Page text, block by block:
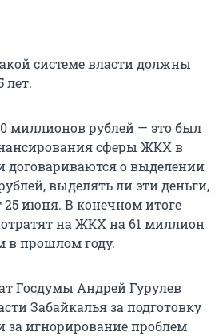
системе власти должны
лет.
миллионов рублей — это был
сферы ЖКХ в
договариваются о выделении
выделять ли эти деньги,
июня. В конечном итоге
на ЖКХ на 61 миллион
в прошлом году.
Госдумы Андрей Гурулев
Забайкалья за подготовку
за игнорирование проблем